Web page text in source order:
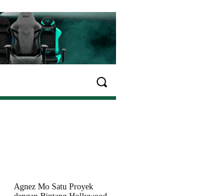
INFO SEHAT
Agnez Mo Satu Proyek